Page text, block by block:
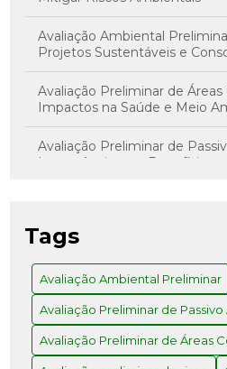
Avaliação Ambiental
Projetos Sustentáveis e
Avaliação Preliminar de
Impactos na Saúde e Meio
Avaliação Preliminar de
Importância e os Benefícios
Caminho para Decisões
Avaliação Preliminar: Como
Benefícios para Seu Projeto
Tags
Avaliação Ambiental Preliminar
Avaliação Preliminar de
Avaliação Preliminar de Áreas